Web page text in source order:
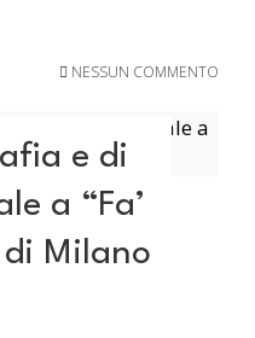
NESSUN COMMENTO
e di
a “Fa’
Milano